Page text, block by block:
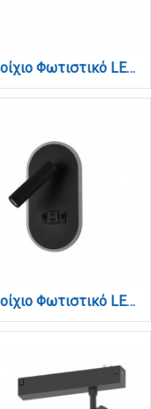
Επιτοίχιο Φωτιστικό LED Λευκό 3W + 9W – Spot & Backlight με USB & Type-C (43041-WH)
Επιτοίχιο Φωτιστικό LED Μαύρο 3W + 9W – Spot & Backlight με USB & Type-C (43041-BL)